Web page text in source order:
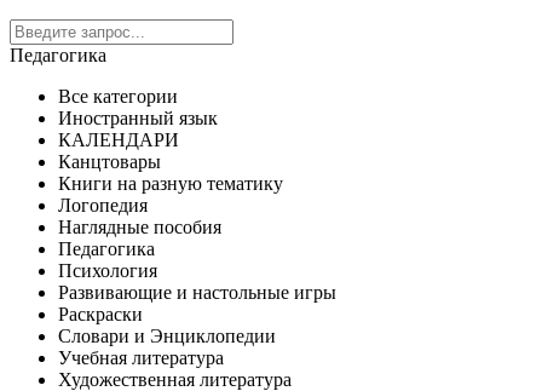
Педагогика
Все категории
Иностранный язык
КАЛЕНДАРИ
Канцтовары
Книги на разную тематику
Логопедия
Наглядные пособия
Педагогика
Психология
Развивающие и настольные игры
Раскраски
Словари и Энциклопедии
Учебная литература
Художественная литература